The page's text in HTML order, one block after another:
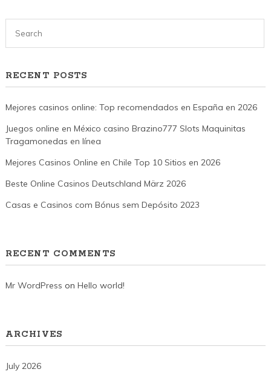
RECENT POSTS
Mejores casinos online: Top recomendados en España en 2026
Juegos online en México casino Brazino777 Slots Maquinitas
Tragamonedas en línea
Mejores Casinos Online en Chile Top 10 Sitios en 2026
Beste Online Casinos Deutschland März 2026
Casas e Casinos com Bónus sem Depósito 2023
RECENT COMMENTS
Mr WordPress on Hello world!
ARCHIVES
July 2026